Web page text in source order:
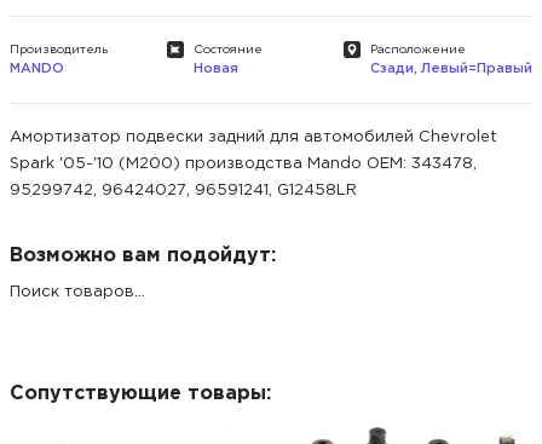
Производитель
MANDO
Состояние
Новая
Расположение
Сзади, Левый=Правый
Амортизатор подвески задний для автомобилей Chevrolet
Spark '05-'10 (M200) производства Mando ОЕМ: 343478,
95299742, 96424027, 96591241, G12458LR
Возможно вам подойдут:
Поиск товаров...
Сопутствующие товары: